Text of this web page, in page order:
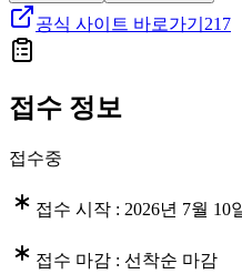
공식 사이트 바로가기 217
접수 정보
접수중
접수 시작 : 2026년 7월 10
접수 마감 : 선착순 마감